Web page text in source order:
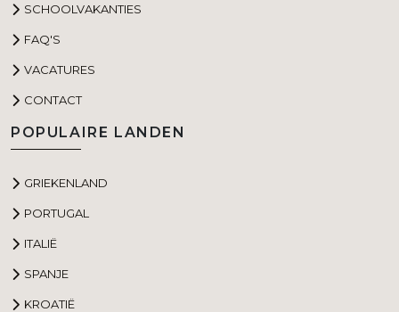
SCHOOLVAKANTIES
FAQ'S
VACATURES
CONTACT
POPULAIRE LANDEN
GRIEKENLAND
PORTUGAL
ITALIË
SPANJE
KROATIË